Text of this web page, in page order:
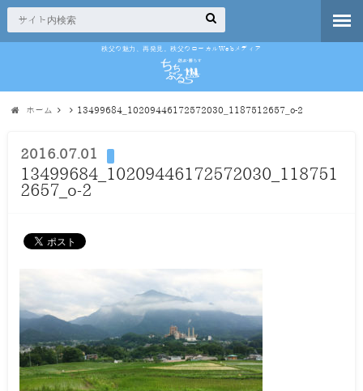
秩父の魅力、再発見。秩父のローカルWebメディア
ホーム 13499684_10209446172572030_1187512657_o-2
2016.07.01
13499684_10209446172572030_118751
2657_o-2